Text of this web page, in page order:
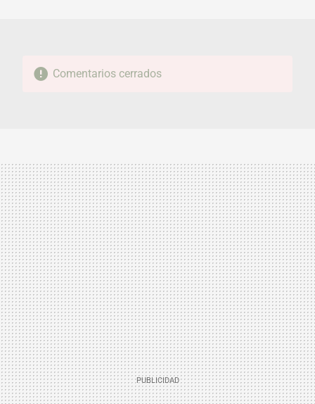
Comentarios cerrados